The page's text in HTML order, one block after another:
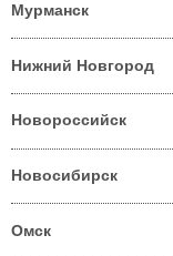
Мурманск
Нижний Новгород
Новороссийск
Новосибирск
Омск